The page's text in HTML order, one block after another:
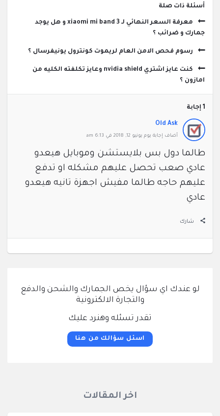
‫أسئلة ذات صلة
معرفة السعر النهائي لـ xiaomi mi band 3 و هل يوجد
جمارك و ضرائب ؟
رسوم فحص الامن العام لريموت كونترول يونيفرسال ؟
كنت عايز اشتري nvidia shield وعايز تكلفته الكليه من
امازون ؟
‫1 إجابة
Old Ask
‫أضاف ‫‫إجابة يوم يونيو 12, 2018 في 6:13 am
طالما دول بس بلايستشن وموبايل هيعدو
عادي صعب تحصل عليهم مشكله او تدفع
عليهم حاجه طالما مفيش اجهزة تانيه هيعدو
عادي
شارك
لو عندك اي سؤال يخص الجمارك والشحن والدفع
والتجارة الالكترونية
تقدر تسئله وهنرد عليك
اسئل سؤالك من هنا
اخر المقالات